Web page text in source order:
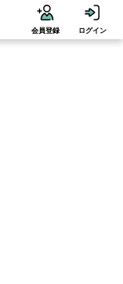
会員登録 ログイン